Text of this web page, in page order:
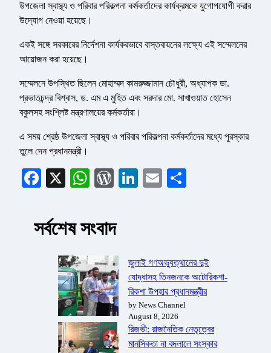
উপজেলা স্বাস্থ্য ও পরিবার পরিকল্পনা কর্মকর্তাদের কার্যক্রমকে যুগোপযোগী করার
উদ্যোগ নেওয়া হয়েছে।
একই সঙ্গে সরকারের নির্দেশনা কার্যকরভাবে বাস্তবায়নের লক্ষ্যে এই সম্মেলনের
আয়োজন করা হয়েছে।
সম্মেলনে উপস্থিত ছিলেন মোহাম্মদ কামরুজ্জামান চৌধুরী, অধ্যাপক ডা.
প্রভাতচন্দ্র বিশ্বাস, ড. এম এ মুহিত এবং সরদার মো. সাখাওয়াত হোসেন
বকুলসহ সংশ্লিষ্ট মন্ত্রণালয়ের কর্মকর্তারা।
এ সময় শ্রেষ্ঠ উপজেলা স্বাস্থ্য ও পরিবার পরিকল্পনা কর্মকর্তাদের মধ্যে পুরস্কার
তুলে দেন প্রধানমন্ত্রী।
Facebook
X WhatsApp
WordPress
LinkedIn
Email
সর্বশেষ সংবাদ
জুলাই গণঅভ্যুত্থানের দুই
যোদ্ধাসহ তিনজনকে অটোরিকশা-
রিকশা উপহার প্রধানমন্ত্রীর
by News Channel
August 8, 2026
রিজভী: রাজনৈতিক নেতৃত্বের
মানসিকতা না বদলালে সংস্কার